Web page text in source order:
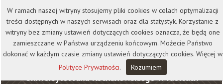
Kontakt Biblioteka
Wydawnictwo
Wirtualna Uczelnia
Uniwersytet Jana Kochanowskiego w Kielcach
W ramach naszej witryny stosujemy pliki cookies w celach optymalizacji
treści dostępnych w naszych serwisach oraz dla statystyk. Korzystanie z
witryny bez zmiany ustawień dotyczących cookies oznacza, że będą one
zamieszczane w Państwa urządzeniu końcowym. Możecie Państwo
dokonać w każdym czasie zmiany ustawień dotyczących cookies. Więcej w
Polityce Prywatności. Rozumiem